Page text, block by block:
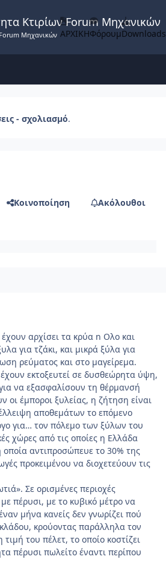
Κτιρίων Forum Μηχανικών
Μηχανικών ΑΡΧΙΚΗΦόρουμDownloads
- σχολιασμό.
Κοινοποίηση Ακόλουθοι
αρχίσει τα κρύα n Ολο και
για τζάκι, και μικρά ξύλα για
ρεύματος και στο μαγείρεμα.
εκτοξευτεί σε δυσθεώρητα ύψη,
να εξασφαλίσουν τη θέρμανσή
έμποροι ξυλείας, η ζήτηση είναι
αποθεμάτων το επόμενο
για… τον πόλεμο των ξύλων του
χώρες από τις οποίες η Ελλάδα
αντιπροσώπευε το 30% της
προκειμένου να διοχετεύουν τις
Σε ορισμένες περιοχές
πέρυσι, με το κυβικό μέτρο να
μήνα κανείς δεν γνωρίζει πού
κρούοντας παράλληλα τον
του πέλετ, το οποίο κοστίζει
πέρυσι πωλείτο έναντι περίπου